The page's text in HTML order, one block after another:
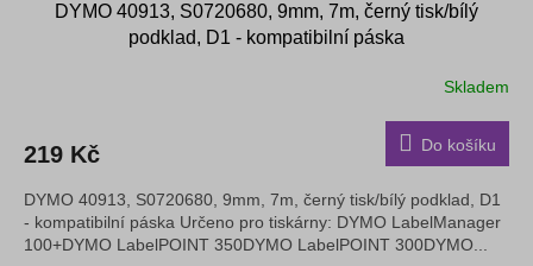
DYMO 40913, S0720680, 9mm, 7m, černý tisk/bílý
podklad, D1 - kompatibilní páska
Skladem
219 Kč Do košíku
DYMO 40913, S0720680, 9mm, 7m, černý tisk/bílý podklad, D1
- kompatibilní páska Určeno pro tiskárny: DYMO LabelManager
100+DYMO LabelPOINT 350DYMO LabelPOINT 300DYMO...